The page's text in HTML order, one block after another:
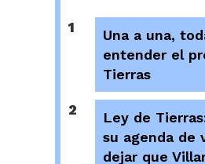
1
Una a una,
entender el
Tierras
2
Ley de
su agenda de
dejar que